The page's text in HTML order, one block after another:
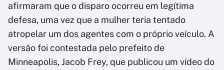
afirmaram que o disparo ocorreu em legítima
defesa, uma vez que a mulher teria tentado
atropelar um dos agentes com o próprio veículo. A
versão foi contestada pelo prefeito de
Minneapolis, Jacob Frey, que publicou um vídeo do